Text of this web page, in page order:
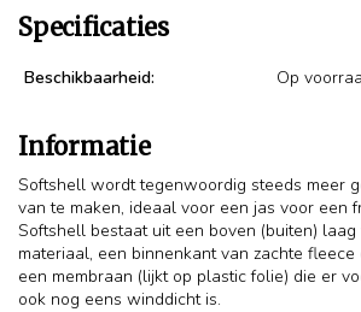
Specificaties
Beschikbaarheid: Op
Informatie
Softshell wordt tegenwoordig steeds meer
van te maken, ideaal voor een jas voor een
Softshell bestaat uit een boven (buiten)
materiaal, een binnenkant van zachte
een membraan (lijkt op plastic folie) die er
ook nog eens winddicht is.